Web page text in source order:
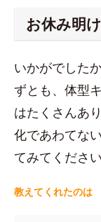
お休み明
いかがでした
ずとも、体型
はたくさんあ
化であわてな
てみてください
教えてくれたのは